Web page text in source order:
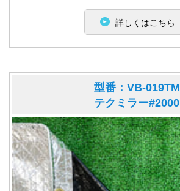
詳しくはこちら
型番：VB-019TM
テクミラー#2000